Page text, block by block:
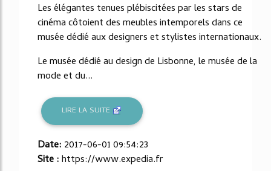
Les élégantes tenues plébiscitées par les stars de
cinéma côtoient des meubles intemporels dans ce
musée dédié aux designers et stylistes internationaux.
Le musée dédié au design de Lisbonne, le musée de la
mode et du...
LIRE LA SUITE
Date: 2017-06-01 09:54:23
Site :https://www.expedia.fr